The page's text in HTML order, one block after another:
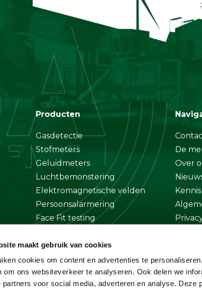
maakt gebruik van cookies
cookies om content en advertenties te
om ons websiteverkeer te analyseren. Ook delen we
partners voor social media, adverteren en analyse. Deze
Producten
Gasdetectie
Stofmeters
Geluidmeters
Luchtbemonstering
Elektromagnetische velden
Persoonsalarmering
Face Fit testing
Overige
De
Over